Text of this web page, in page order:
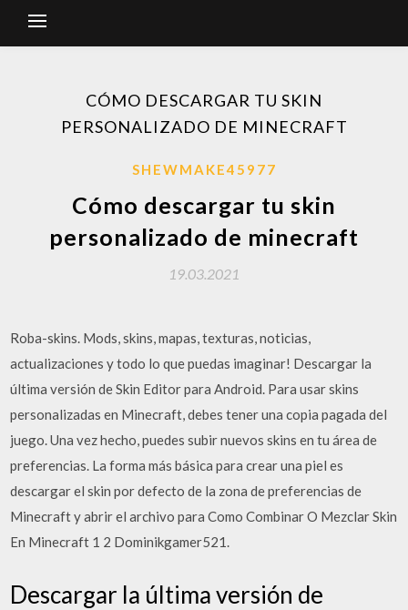
CÓMO DESCARGAR TU SKIN
PERSONALIZADO DE MINECRAFT
SHEWMAKE45977
Cómo descargar tu skin
personalizado de minecraft
19.03.2021
Roba-skins. Mods, skins, mapas, texturas, noticias,
actualizaciones y todo lo que puedas imaginar! Descargar la
última versión de Skin Editor para Android. Para usar skins
personalizadas en Minecraft, debes tener una copia pagada del
juego. Una vez hecho, puedes subir nuevos skins en tu área de
preferencias. La forma más básica para crear una piel es
descargar el skin por defecto de la zona de preferencias de
Minecraft y abrir el archivo para Como Combinar O Mezclar Skin
En Minecraft 1 2 Dominikgamer521.
Descargar la última versión de